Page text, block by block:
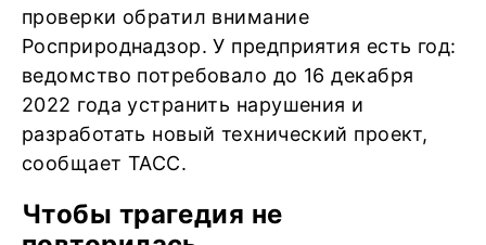
проверки обратил внимание
Росприроднадзор. У предприятия есть год:
ведомство потребовало до 16 декабря
2022 года устранить нарушения и
разработать новый технический проект,
сообщает ТАСС.
Чтобы трагедия не